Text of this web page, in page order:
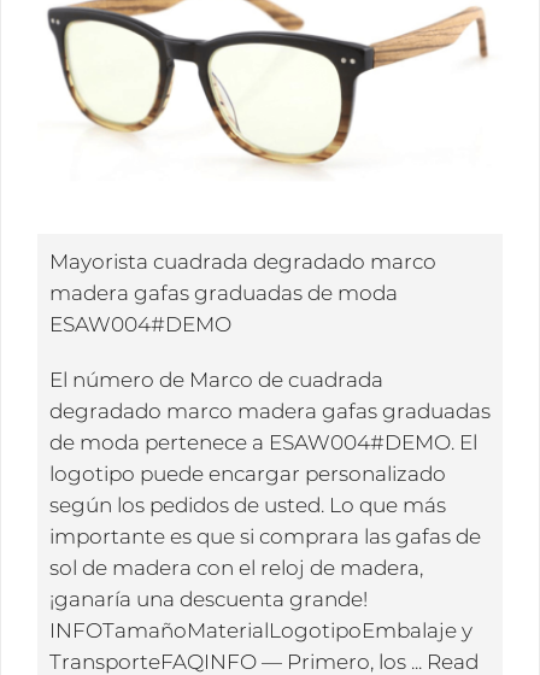
Mayorista cuadrada degradado marco
madera gafas graduadas de moda
ESAW004#DEMO
El número de Marco de cuadrada
degradado marco madera gafas graduadas
de moda pertenece a ESAW004#DEMO. El
logotipo puede encargar personalizado
según los pedidos de usted. Lo que más
importante es que si comprara las gafas de
sol de madera con el reloj de madera,
¡ganaría una descuenta grande!
INFOTamañoMaterialLogotipoEmbalaje y
TransporteFAQINFO — Primero, los ... Read